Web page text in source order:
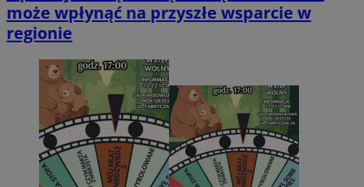
może wpłynąć na przyszłe wsparcie w
regionie